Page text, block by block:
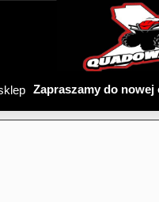
Zapraszamy do nowej